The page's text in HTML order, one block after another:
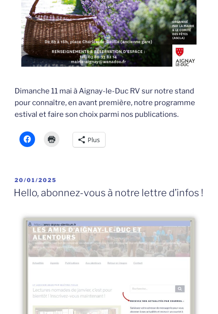
Dimanche 11 mai à Aignay-le-Duc RV sur notre stand
pour connaître, en avant première, notre programme
estival et faire son choix parmi nos publications.
Plus
PUBLIÉ
LE
20/01/2025
Hello, abonnez-vous à notre lettre d’infos !